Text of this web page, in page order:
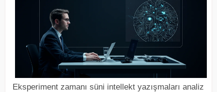
Eksperiment zamanı süni intellekt yazışmaları analiz